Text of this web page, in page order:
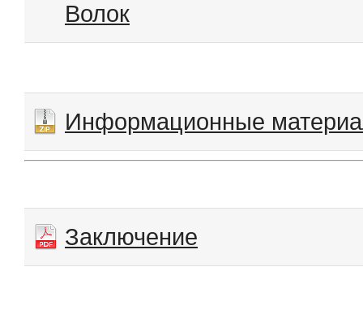
Волок
Информационные
Заключение